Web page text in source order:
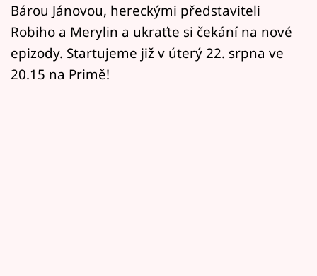
Mámy sobě
Přihlášení
Bárou Jánovou, hereckými představiteli
Robiho a Merylin a ukraťte si čekání na nové
epizody. Startujeme již v úterý 22. srpna ve
20.15 na Primě!